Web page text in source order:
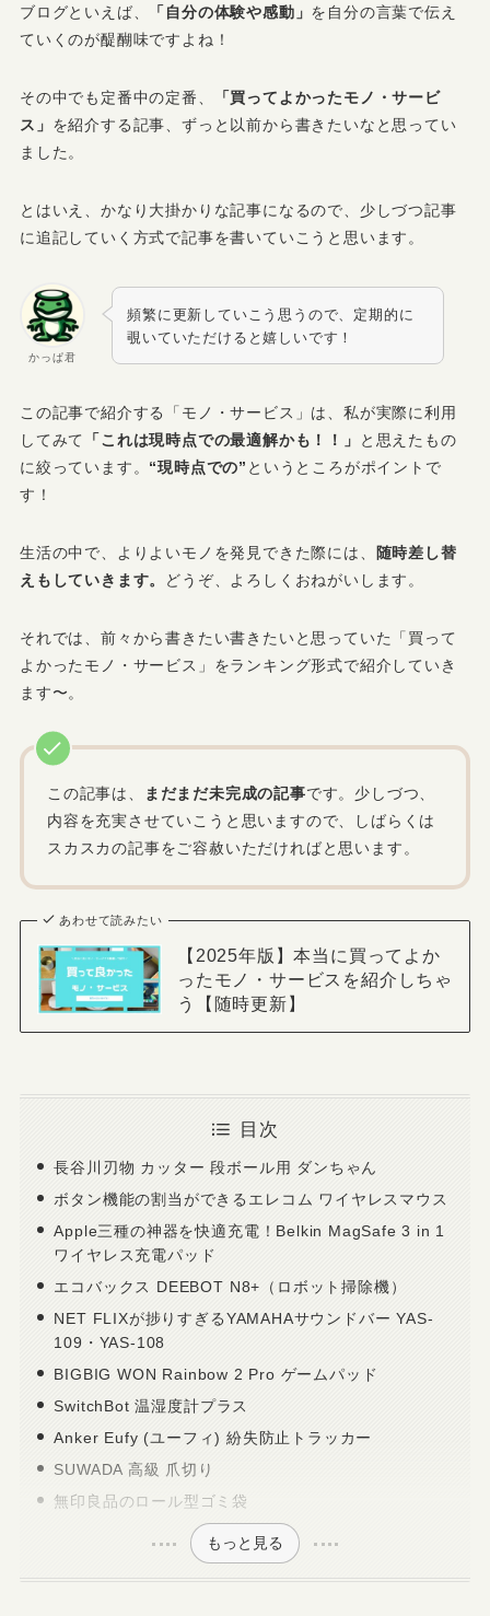
ブログといえば、 「自分の体験や感動」 を自分の言葉で伝え
ていくのが醍醐味ですよね！
その中でも定番中の定番、
「買ってよかったモノ・サービ
ス」 を紹介する記事、ずっと以前から書きたいなと思ってい
ました。
とはいえ、かなり大掛かりな記事になるので、少しづつ記事
に追記していく方式で記事を書いていこうと思います。
かっぱ君
頻繁に更新していこう思うので、定期的に
覗いていただけると嬉しいです！
この記事で紹介する「モノ・サービス」は、私が実際に利用
してみて
「これは現時点での最適解かも！！」
と思えたもの
に絞っています。 “現時点での” というところがポイントで
す！
生活の中で、よりよいモノを発見できた際には、
随時差し替
えもしていきます。
どうぞ、よろしくおねがいします。
それでは、前々から書きたい書きたいと思っていた「買って
よかったモノ・サービス」をランキング形式で紹介していき
ます〜。
この記事は、 まだまだ未完成の記事です。少しづつ、
内容を充実させていこうと思いますので、しばらくは
スカスカの記事をご容赦いただければと思います。
あわせて読みたい
【2025年版】本当に買ってよか
ったモノ・サービスを紹介しちゃ
う【随時更新】
目次
長谷川刃物 カッター 段ボール用 ダンちゃん
ボタン機能の割当ができるエレコム ワイヤレスマウス
Apple三種の神器を快適充電！Belkin MagSafe 3 in 1
ワイヤレス充電パッド
エコバックス DEEBOT N8+（ロボット掃除機）
NET FLIXが捗りすぎるYAMAHAサウンドバー YAS-
109・YAS-108
BIGBIG WON Rainbow 2 Pro ゲームパッド
SwitchBot 温湿度計プラス
Anker Eufy (ユーフィ) 紛失防止トラッカー
SUWADA 高級 爪切り
無印良品のロール型ゴミ袋
もっと見る